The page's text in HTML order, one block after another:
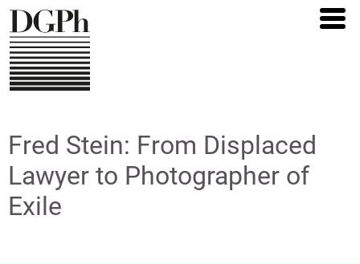
Direkt
zum
Inhalt
Fred Stein: From Displaced
Lawyer to Photographer of
Exile